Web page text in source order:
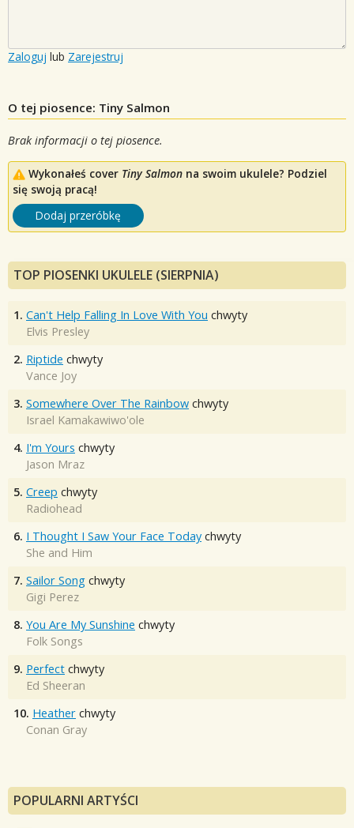
Zaloguj lub Zarejestruj
O tej piosence: Tiny Salmon
Brak informacji o tej piosence.
Wykonałeś cover Tiny Salmon na swoim ukulele? Podziel
się swoją pracą!
Dodaj przeróbkę
TOP PIOSENKI UKULELE (SIERPNIA)
1. Can't Help Falling In Love With You chwyty
Elvis Presley
2. Riptide chwyty
Vance Joy
3. Somewhere Over The Rainbow chwyty
Israel Kamakawiwo'ole
4. I'm Yours chwyty
Jason Mraz
5. Creep chwyty
Radiohead
6. I Thought I Saw Your Face Today chwyty
She and Him
7. Sailor Song chwyty
Gigi Perez
8. You Are My Sunshine chwyty
Folk Songs
9. Perfect chwyty
Ed Sheeran
10. Heather chwyty
Conan Gray
POPULARNI ARTYŚCI